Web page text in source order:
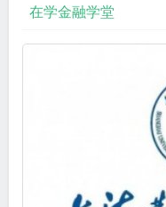
在学金融学堂